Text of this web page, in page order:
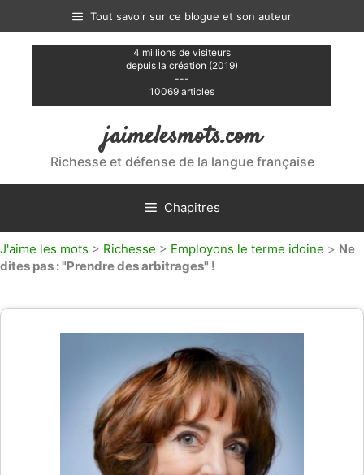
contenu
Tout savoir sur ce blogue et son auteur
4 millions de visiteurs
depuis la création (2019)
---
10069 articles
jaimelesmots.com
Richesse et défense de la langue française
Chapitres
J'aime les mots > Richesse > Employons le terme idoine > Ne
dites pas : "Prendre des arbitrages" !